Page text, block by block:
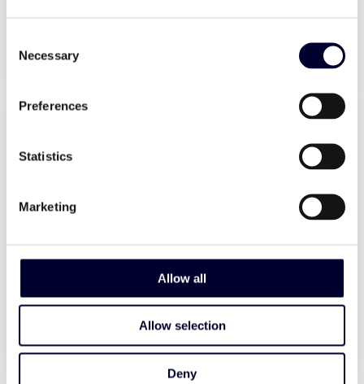
Selection
Necessary
Preferences
Statistics
Marketing
Allow all
Allow selection
Deny
Mehr erfahren